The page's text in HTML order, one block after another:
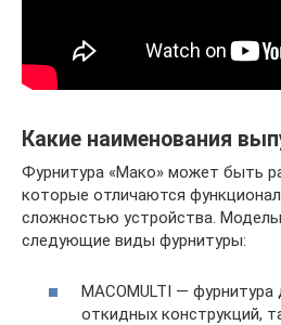
Какие наименования
Фурнитура «Мако» может быть
которые отличаются
сложностью устройства.
следующие виды фурнитуры:
MACOMULTI —
откидных конструкций,